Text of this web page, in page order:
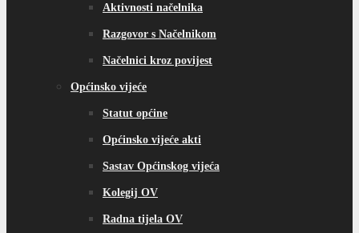
Aktivnosti načelnika
Razgovor s Načelnikom
Načelnici kroz povijest
Općinsko vijeće
Statut općine
Općinsko vijeće akti
Sastav Općinskog vijeća
Kolegij OV
Radna tijela OV